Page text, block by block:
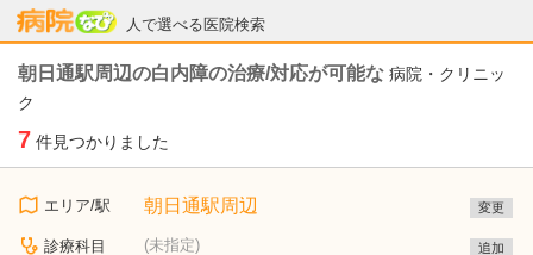
人で選べる医院検索
病院なび
朝日通駅周辺の白内障の治療/対応が可能な 病院・クリニッ
ク
7 件見つかりました
エリア/駅 朝日通駅周辺 変更
診療科目 (未指定) 追加